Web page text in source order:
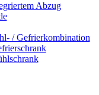
Abzug
/ Gefrierkombination